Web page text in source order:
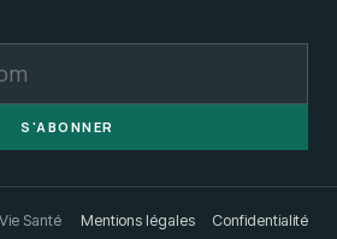
S'ABONNER
Santé Mentions légales Confidentialité